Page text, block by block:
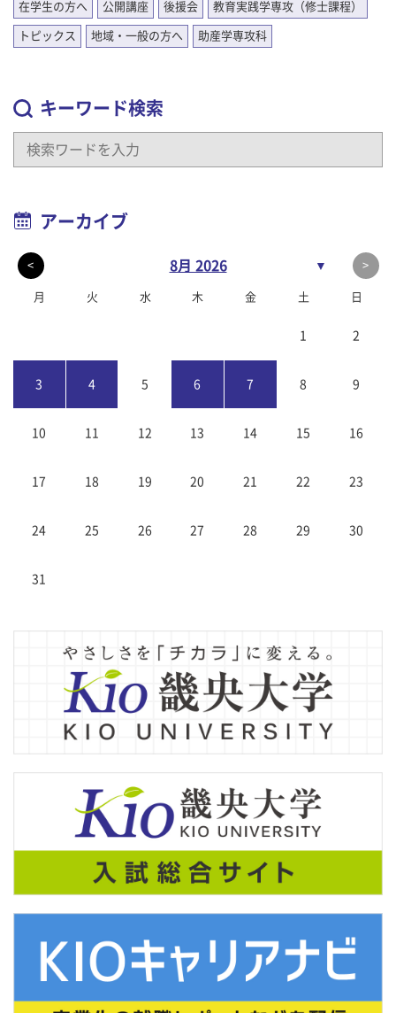
在学生の方へ 公開講座 後援会 教育実践学専攻（修士課程）
トピックス 地域・一般の方へ 助産学専攻科
キーワード検索
アーカイブ
< 8月 2026 ▼ >
月 火 水 木 金 土 日
1 2
3 4 5 6 7 8 9
10 11 12 13 14 15 16
17 18 19 20 21 22 23
24 25 26 27 28 29 30
31